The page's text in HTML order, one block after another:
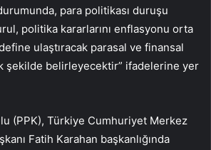
para politikası duruşu
politika kararlarını enflasyonu orta
ulaştıracak parasal ve finansal
şekilde belirleyecektir” ifadelerine yer
(PPK), Türkiye Cumhuriyet Merkez
Fatih Karahan başkanlığında